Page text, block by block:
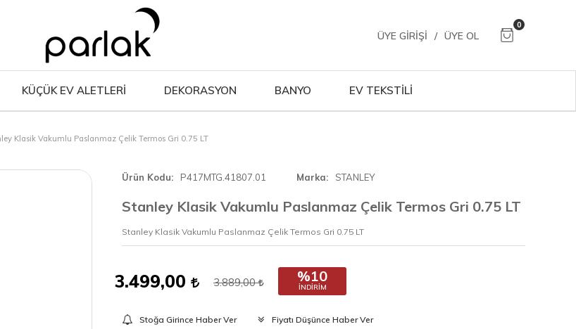
ÜYE GIRIŞI / ÜYE OL
0
KÜÇÜK EV ALETLERİ DEKORASYON BANYO EV TEKSTİLİ
Klasik Vakumlu Paslanmaz Çelik Termos Gri 0.75 LT
Ürün Kodu P417MTG.41807.01 Marka STANLEY
Stanley Klasik Vakumlu Paslanmaz Çelik Termos Gri 0.75 LT
Stanley Klasik Vakumlu Paslanmaz Çelik Termos Gri 0.75 LT
3.499,00 3.889,00 %10
İNDIRIM
Stoğa Girince Haber Ver Fiyatı Düşünce Haber Ver